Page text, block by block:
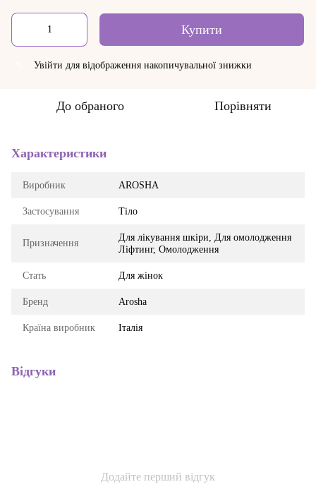
Купити
Увійти для відображення накопичувальної знижки
До обраного Порівняти
Характеристики
Виробник AROSHA
Застосування Тіло
Призначення
Для лікування шкіри, Для омолодження
Ліфтинг, Омолодження
Стать Для жінок
Бренд Arosha
Країна виробник Італія
Відгуки
Додайте перший відгук